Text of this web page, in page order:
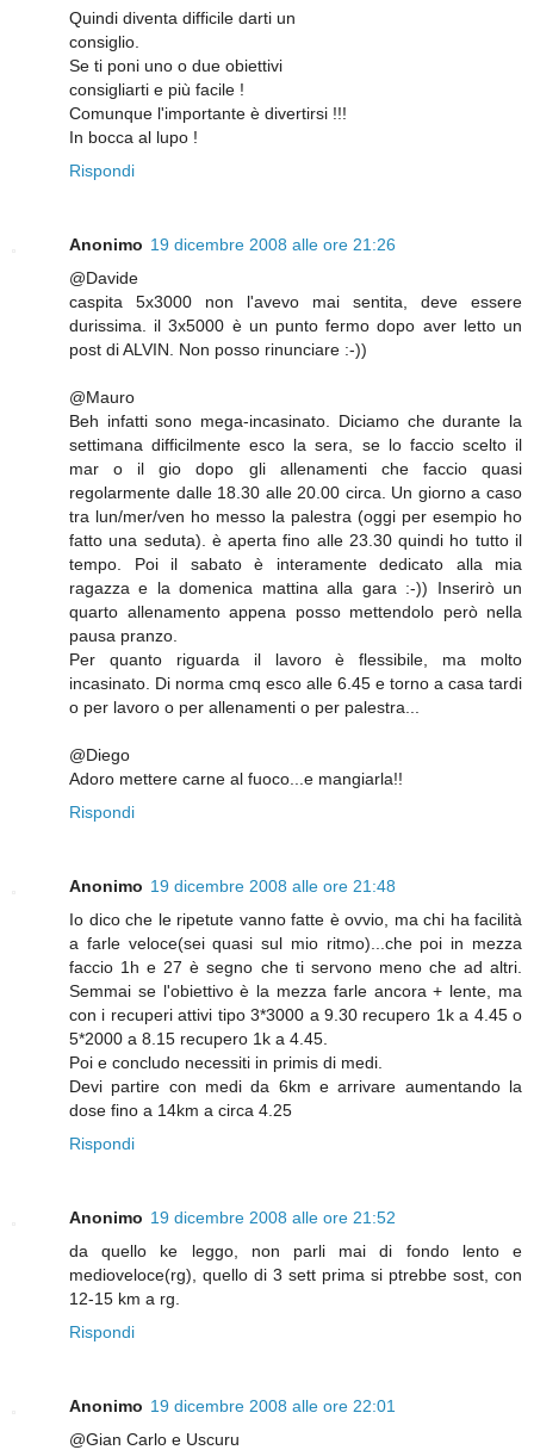
Quindi diventa difficile darti un
consiglio.
Se ti poni uno o due obiettivi
consigliarti e più facile !
Comunque l'importante è divertirsi !!!
In bocca al lupo !
Rispondi
Anonimo 19 dicembre 2008 alle ore 21:26
@Davide
caspita 5x3000 non l'avevo mai sentita, deve essere
durissima. il 3x5000 è un punto fermo dopo aver letto un
post di ALVIN. Non posso rinunciare :-))
@Mauro
Beh infatti sono mega-incasinato. Diciamo che durante la
settimana difficilmente esco la sera, se lo faccio scelto il
mar o il gio dopo gli allenamenti che faccio quasi
regolarmente dalle 18.30 alle 20.00 circa. Un giorno a caso
tra lun/mer/ven ho messo la palestra (oggi per esempio ho
fatto una seduta). è aperta fino alle 23.30 quindi ho tutto il
tempo. Poi il sabato è interamente dedicato alla mia
ragazza e la domenica mattina alla gara :-)) Inserirò un
quarto allenamento appena posso mettendolo però nella
pausa pranzo.
Per quanto riguarda il lavoro è flessibile, ma molto
incasinato. Di norma cmq esco alle 6.45 e torno a casa tardi
o per lavoro o per allenamenti o per palestra...
@Diego
Adoro mettere carne al fuoco...e mangiarla!!
Rispondi
Anonimo 19 dicembre 2008 alle ore 21:48
Io dico che le ripetute vanno fatte è ovvio, ma chi ha facilità
a farle veloce(sei quasi sul mio ritmo)...che poi in mezza
faccio 1h e 27 è segno che ti servono meno che ad altri.
Semmai se l'obiettivo è la mezza farle ancora + lente, ma
con i recuperi attivi tipo 3*3000 a 9.30 recupero 1k a 4.45 o
5*2000 a 8.15 recupero 1k a 4.45.
Poi e concludo necessiti in primis di medi.
Devi partire con medi da 6km e arrivare aumentando la
dose fino a 14km a circa 4.25
Rispondi
Anonimo 19 dicembre 2008 alle ore 21:52
da quello ke leggo, non parli mai di fondo lento e
medioveloce(rg), quello di 3 sett prima si ptrebbe sost, con
12-15 km a rg.
Rispondi
Anonimo 19 dicembre 2008 alle ore 22:01
@Gian Carlo e Uscuru